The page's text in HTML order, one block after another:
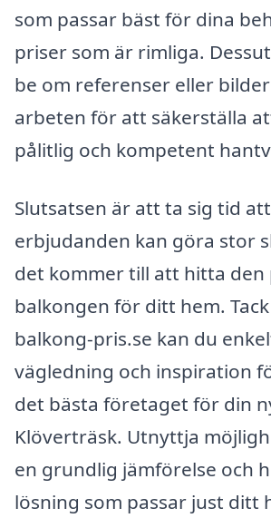
som passar bäst för dina
priser som är rimliga.
be om referenser eller
arbeten för att säkerställa
pålitlig och kompetent
Slutsatsen är att ta sig tid
erbjudanden kan göra stor
det kommer till att hitta den
balkongen för ditt hem.
balkong-pris.se kan du
vägledning och inspiration
det bästa företaget för din
Klöverträsk. Utnyttja
en grundlig jämförelse och
lösning som passar just ditt